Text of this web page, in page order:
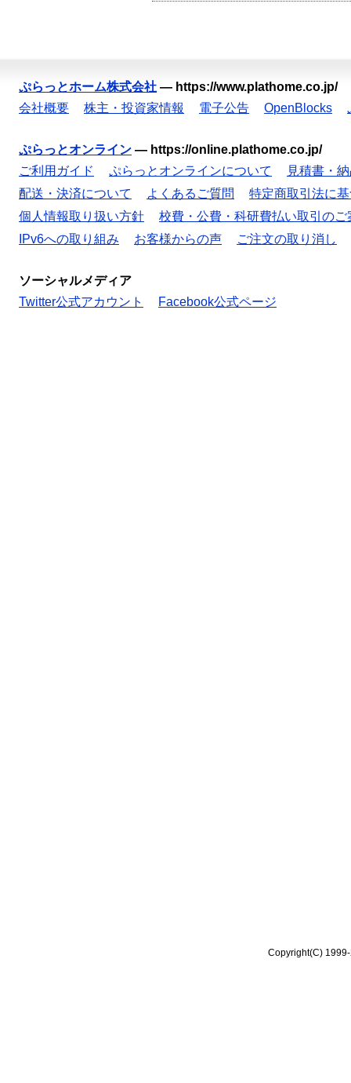
ぷらっとホーム株式会社 — https://www.plathome.co.jp/
会社概要
株主・投資家情報 電子公告 OpenBlocks
ぷらっとオンライン — https://online.plathome.co.jp/
ご利用ガイド
ぷらっとオンラインについて
見積書・
配送・決済について
よくあるご質問
特定商取引法に
個人情報取り扱い方針
校費・公費・科研費払い取引のご
IPv6への取り組み
お客様からの声 ご注文の取り消し
ソーシャルメディア
Twitter公式アカウント
Facebook公式ページ
Copyright(C)